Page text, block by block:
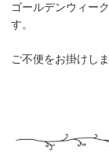
ゴールデンウィー
す。
ご不便をお掛けし